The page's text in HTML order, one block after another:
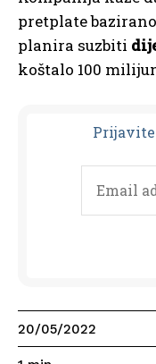
pretplate
planira suzbiti
koštalo 100
Prijavit
20/05/2022